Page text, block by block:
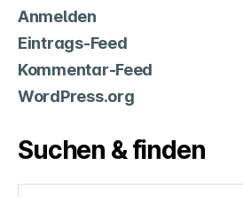
Anmelden
Eintrags-Feed
Kommentar-Feed
WordPress.org
Suchen & finden